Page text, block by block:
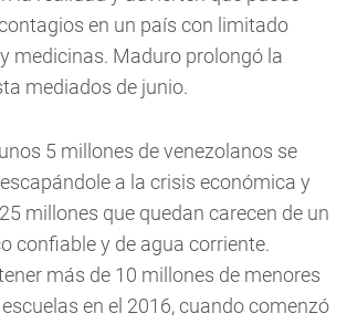
en un país con limitado
medicinas. Maduro prolongó la
mediados de junio.
5 millones de venezolanos se
a la crisis económica y
millones que quedan carecen de un
confiable y de agua corriente.
más de 10 millones de menores
en el 2016, cuando comenzó